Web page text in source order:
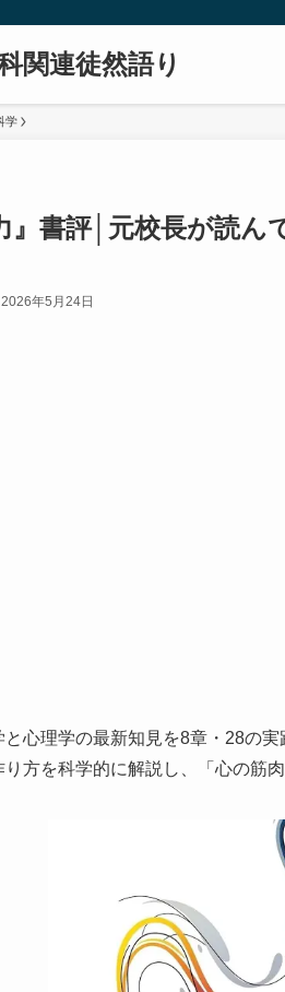
関連徒然語り
学
』書評│元校長が読
2026年5月24日
と心理学の最新知見を8章・28の実
り方を科学的に解説し、「心の筋